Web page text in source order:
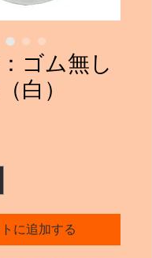
ゴム無し
白）
に追加する